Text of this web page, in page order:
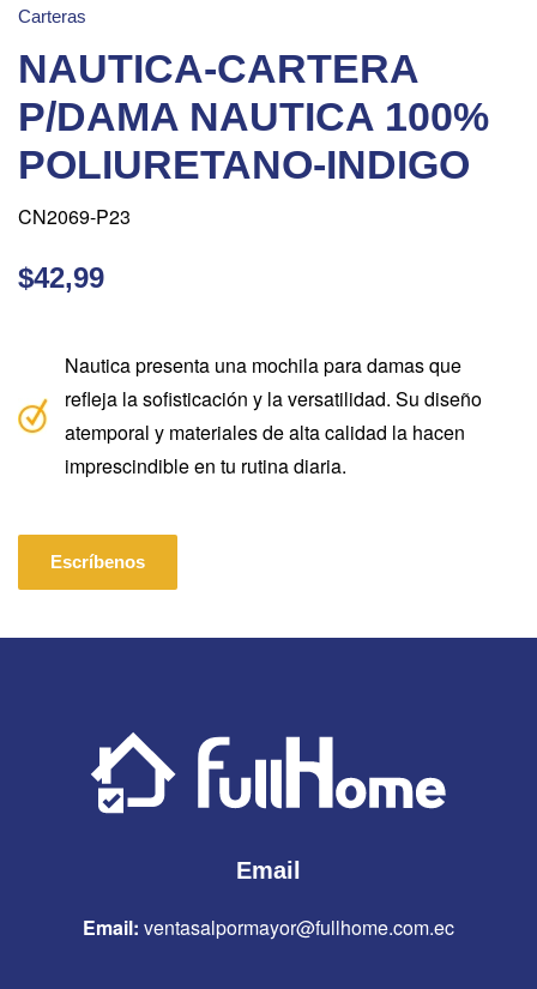
Carteras
NAUTICA-CARTERA
P/DAMA NAUTICA 100%
POLIURETANO-INDIGO
CN2069-P23
$42,99
Nautica presenta una mochila para damas que
refleja la sofisticación y la versatilidad. Su diseño
atemporal y materiales de alta calidad la hacen
imprescindible en tu rutina diaria.
Escríbenos
Email
Email: ventasalpormayor@fullhome.com.ec